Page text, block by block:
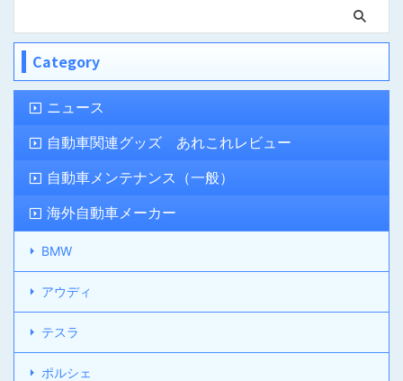
Category
ニュース
自動車関連グッズ あれこれレビュー
自動車メンテナンス（一般）
海外自動車メーカー
BMW
アウディ
テスラ
ポルシェ